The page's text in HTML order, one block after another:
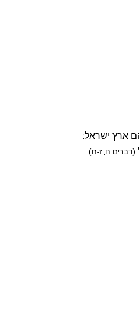
ארץ ישראל:
(דברים ח, ז-ח).